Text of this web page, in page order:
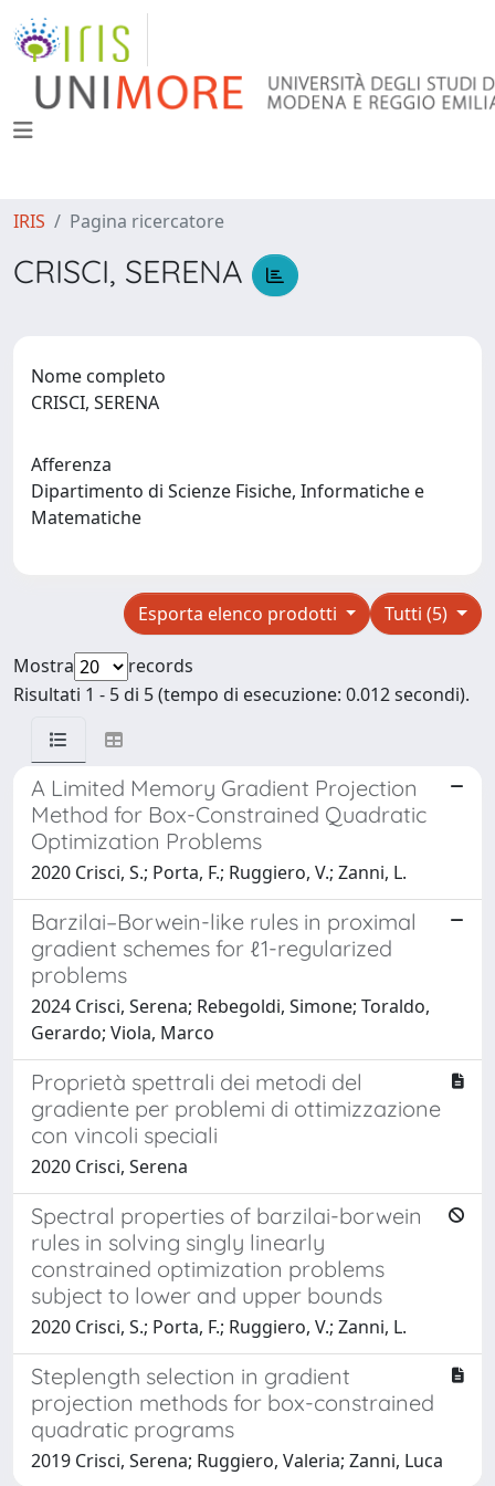
IRIS Pagina ricercatore
CRISCI, SERENA
Nome completo
CRISCI, SERENA
Afferenza
Dipartimento di Scienze Fisiche, Informatiche e
Matematiche
Tutti (5)
Esporta elenco prodotti
Mostra
records
Risultati 1 - 5 di 5 (tempo di esecuzione: 0.012 secondi).
A Limited Memory Gradient Projection
Method for Box-Constrained Quadratic
Optimization Problems
2020 Crisci, S.; Porta, F.; Ruggiero, V.; Zanni, L.
Barzilai–Borwein-like rules in proximal
gradient schemes for ℓ1-regularized
problems
2024 Crisci, Serena; Rebegoldi, Simone; Toraldo,
Gerardo; Viola, Marco
Proprietà spettrali dei metodi del
gradiente per problemi di ottimizzazione
con vincoli speciali
2020 Crisci, Serena
Spectral properties of barzilai-borwein
rules in solving singly linearly
constrained optimization problems
subject to lower and upper bounds
2020 Crisci, S.; Porta, F.; Ruggiero, V.; Zanni, L.
Steplength selection in gradient
projection methods for box-constrained
quadratic programs
2019 Crisci, Serena; Ruggiero, Valeria; Zanni, Luca